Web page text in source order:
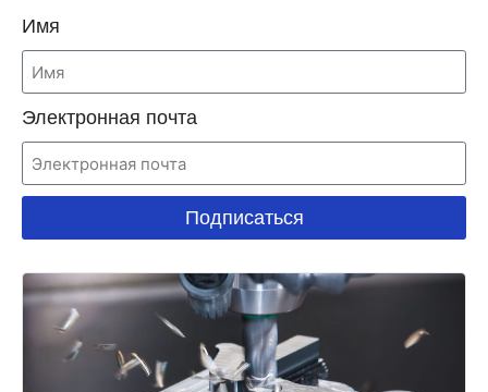
Имя
Электронная почта
Подписаться